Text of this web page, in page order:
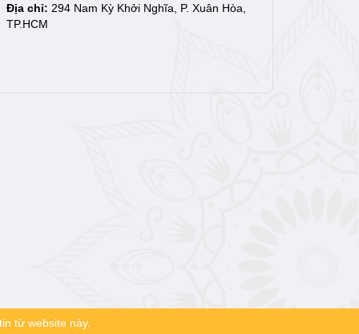
Địa chỉ: 294 Nam Kỳ Khởi Nghĩa, P. Xuân Hòa,
TP.HCM
từ website này.